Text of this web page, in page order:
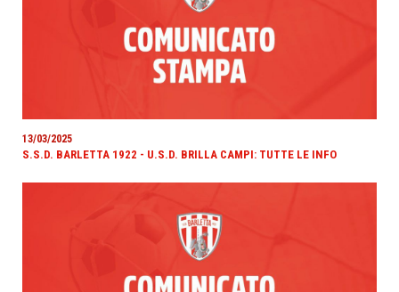
13/03/2025
S.S.D. BARLETTA 1922 - U.S.D. BRILLA CAMPI: TUTTE LE INFO